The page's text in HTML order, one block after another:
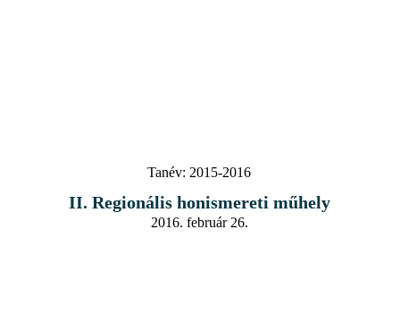
Tanév: 2015-2016
II. Regionális honismereti műhely
2016. február 26.